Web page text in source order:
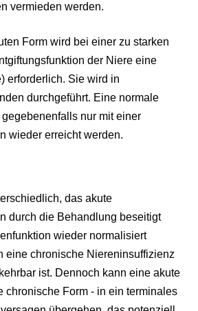
vermieden werden.
Form wird bei einer zu starken
der Niere eine
erforderlich. Sie wird in
durchgeführt. Eine normale
nur mit einer
wieder erreicht werden.
das akute
durch die Behandlung beseitigt
wieder normalisiert
eine chronische Niereninsuffizienz
ist. Dennoch kann eine akute
chronische Form - in ein terminales